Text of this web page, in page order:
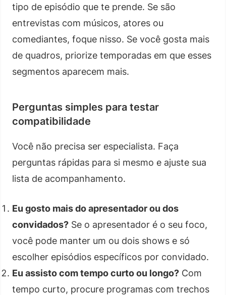
tipo de episódio que te prende. Se são
entrevistas com músicos, atores ou
comediantes, foque nisso. Se você gosta mais
de quadros, priorize temporadas em que esses
segmentos aparecem mais.
Perguntas simples para testar
compatibilidade
Você não precisa ser especialista. Faça
perguntas rápidas para si mesmo e ajuste sua
lista de acompanhamento.
Eu gosto mais do apresentador ou dos
convidados? Se o apresentador é o seu foco,
você pode manter um ou dois shows e só
escolher episódios específicos por convidado.
Eu assisto com tempo curto ou longo? Com
tempo curto, procure programas com trechos